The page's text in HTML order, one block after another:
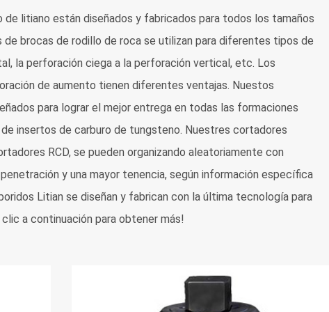
litiano están diseñados y fabricados para todos los tamaños
brocas de rodillo de roca se utilizan para diferentes tipos de
la perforación ciega a la perforación vertical, etc. Los
de aumento tienen diferentes ventajas. Nuestos
para lograr el mejor entrega en todas las formaciones
insertos de carburo de tungsteno. Nuestres cortadores
RCD, se pueden organizando aleatoriamente con
y una mayor tenencia, según información específica
Litian se diseñan y fabrican con la última tecnología para
a continuación para obtener más!